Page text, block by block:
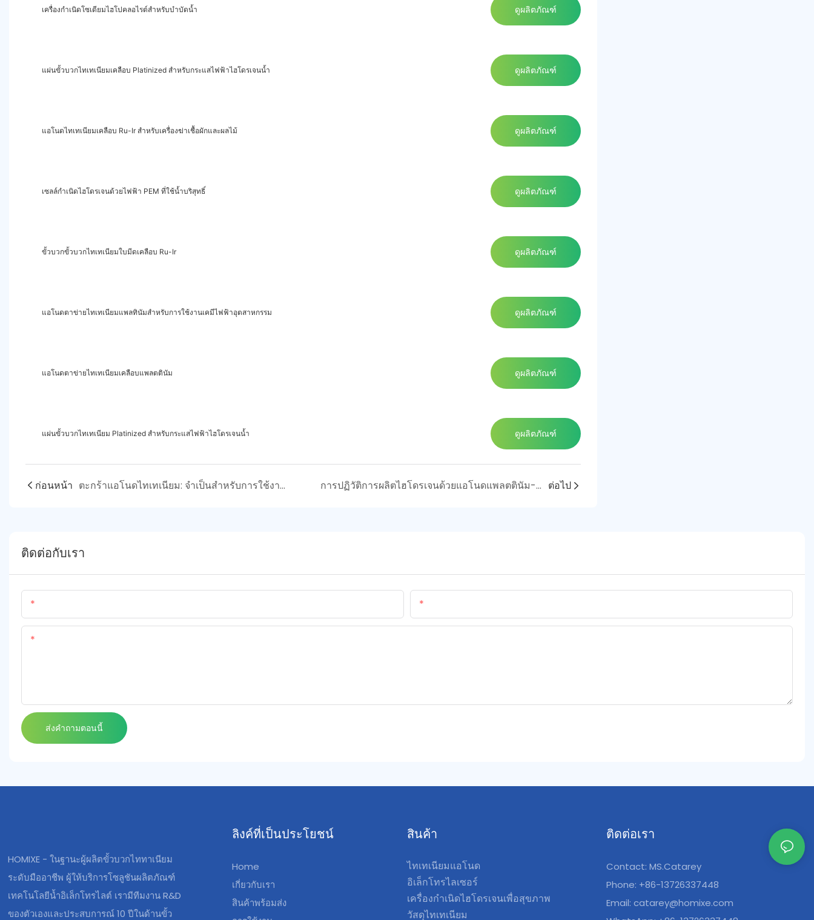
เครื่องกำเนิดโซเดียมไฮโปคลอไรต์สำหรับบำบัดน้ำ ดูผลิตภัณฑ์
แผ่นขั้วบวกไทเทเนียมเคลือบ Platinized สำหรับกระแสไฟฟ้าไฮโดรเจนน้ำ ดูผลิตภัณฑ์
แอโนดไทเทเนียมเคลือบ Ru-Ir สำหรับเครื่องฆ่าเชื้อผักและผลไม้ ดูผลิตภัณฑ์
เซลล์กำเนิดไฮโดรเจนด้วยไฟฟ้า PEM ที่ใช้น้ำบริสุทธิ์ ดูผลิตภัณฑ์
ขั้วบวกขั้วบวกไทเทเนียมใบมีดเคลือบ Ru-Ir ดูผลิตภัณฑ์
แอโนดตาข่ายไทเทเนียมแพลทินัมสำหรับการใช้งานเคมีไฟฟ้าอุตสาหกรรม ดูผลิตภัณฑ์
แอโนดตาข่ายไทเทเนียมเคลือบแพลตตินัม ดูผลิตภัณฑ์
แผ่นขั้วบวกไทเทเนียม Platinized สำหรับกระแสไฟฟ้าไฮโดรเจนน้ำ ดูผลิตภัณฑ์
ก่อนหน้า ตะกร้าแอโนดไทเทเนียม: จำเป็นสำหรับการใช้งานเคมีไฟฟ้า การปฏิวัติการผลิตไฮโดรเจนด้วยแอโนดแพลตตินัม-ไททาเนียม: ความก้าวหน้าครั้งสำคัญในประสิทธิภาพอิเล็กโทรไลซิส ต่อไป
ติดต่อกับเรา
ส่งคำถามตอนนี้
HOMIXE - ในฐานะผู้ผลิตขั้วบวกไททาเนียม
ระดับมืออาชีพ ผู้ให้บริการโซลูชันผลิตภัณฑ์
เทคโนโลยีน้ำอิเล็กโทรไลต์ เรามีทีมงาน R&D
ของตัวเองและประสบการณ์ 10 ปีในด้านขั้ว
ลิงค์ที่เป็นประโยชน์
Home
เกี่ยวกับเรา
สินค้าพร้อมส่ง
สินค้า
ไทเทเนียมแอโนด
อิเล็กโทรไลเซอร์
เครื่องกำเนิดไฮโดรเจนเพื่อสุขภาพ
วัสดุไทเทเนียม
ติดต่อเรา
Contact: MS.Catarey
Phone: +86-13726337448
Email:catarey@homixe.com